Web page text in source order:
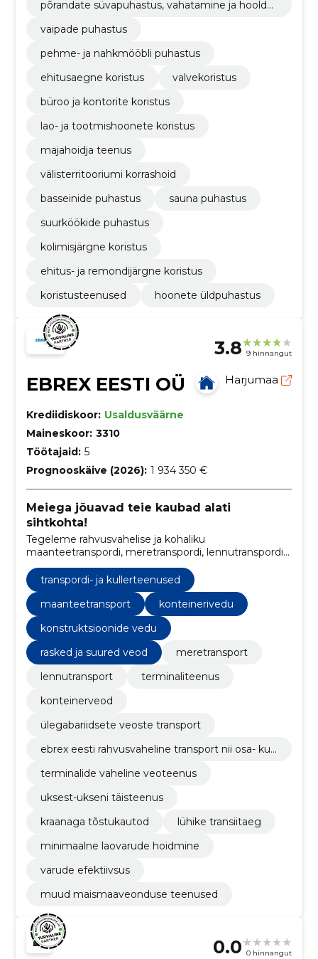
põrandate süvapuhastus, vahatamine ja hooldu
vaipade puhastus
pehme- ja nahkmööbli puhastus
ehitusaegne koristus
valvekoristus
büroo ja kontorite koristus
lao- ja tootmishoonete koristus
majahoidja teenus
välisterritooriumi korrashoid
basseinide puhastus
sauna puhastus
suurköökide puhastus
kolimisjärgne koristus
ehitus- ja remondijärgne koristus
koristusteenused
hoonete üldpuhastus
3.8 9 hinnangut
EBREX EESTI OÜ Harjumaa
Krediidiskoor: Usaldusväärne
Maineskoor: 3310
Töötajaid: 5
Prognooskäive (2026): 1 934 350 €
Meiega jõuavad teie kaubad alati
sihtkohta!
Tegeleme rahvusvahelise ja kohaliku
maanteetranspordi, meretranspordi, lennutranspordi
ning eritellimusel tõsteseadmega autodega kaupade
veduga Eesti ja Skandinaavia vahel
transpordi- ja kullerteenused
maanteetransport
konteinerivedu
konstruktsioonide vedu
rasked ja suured veod
meretransport
lennutransport
terminaliteenus
konteinerveod
ülegabariidsete veoste transport
ebrex eesti rahvusvaheline transport nii osa- kui
kohalik eestisisene laiali- ja kokkuvedu koos ter
terminalide vaheline veoteenus
uksest-ukseni täisteenus
kraanaga tõstukautod
lühike transiitaeg
minimaalne laovarude hoidmine
varude efektiivsus
muud maismaaveonduse teenused
0.0 0 hinnangut